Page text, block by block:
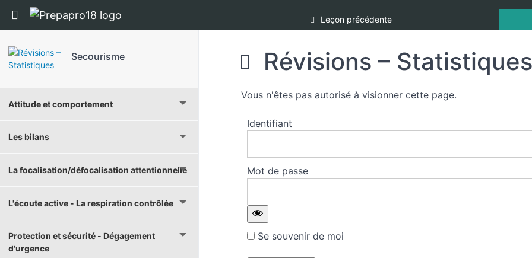
Return to cours: Secourisme Leçon précédente
Secourisme
Attitude et comportement
Les bilans
La focalisation/défocalisation attentionnelle
L'écoute active - La respiration contrôlée
Protection et sécurité - Dégagement
d'urgence
Révisions – Statistiques
Vous n'êtes pas autorisé à visionner cette page.
Identifiant
Mot de passe
Se souvenir de moi
Panneau de gestion des cookies